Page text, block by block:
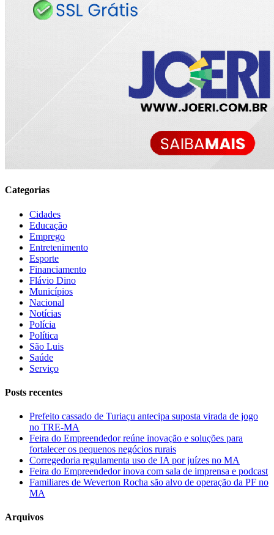
Categorias
Cidades
Educação
Emprego
Entretenimento
Esporte
Financiamento
Flávio Dino
Municípios
Nacional
Notícias
Polícia
Política
São Luis
Saúde
Serviço
Posts recentes
Prefeito cassado de Turiaçu antecipa suposta virada de jogo
no TRE-MA
Feira do Empreendedor reúne inovação e soluções para
fortalecer os pequenos negócios rurais
Corregedoria regulamenta uso de IA por juízes no MA
Feira do Empreendedor inova com sala de imprensa e podcast
Familiares de Weverton Rocha são alvo de operação da PF no
MA
Arquivos